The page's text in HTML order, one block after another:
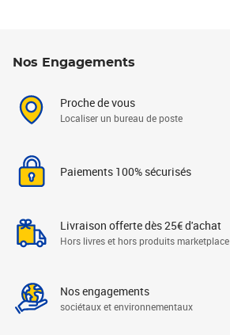
Nos Engagements
Proche de vous
Localiser un bureau de poste
Paiements 100% sécurisés
Livraison offerte dès 25€ d'achat
Hors livres et hors produits marketplace
Nos engagements
sociétaux et environnementaux